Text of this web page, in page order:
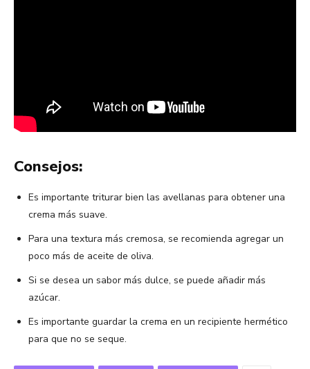
Consejos:
Es importante triturar bien las avellanas para obtener una
crema más suave.
Para una textura más cremosa, se recomienda agregar un
poco más de aceite de oliva.
Si se desea un sabor más dulce, se puede añadir más
azúcar.
Es importante guardar la crema en un recipiente hermético
para que no se seque.